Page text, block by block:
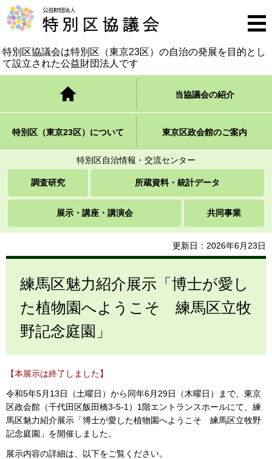
公益財団法人 特別区協議会
特別区協議会は特別区（東京23区）の自治の発展を 目的とし
て設立された公益財団法人です
メニ
ュー
トップページ 当協議会の紹介
特別区（東京23区）について 東京区政会館のご案内
特別区自治情報・交流センター
調査研究 所蔵資料・統計データ
展示・講座・講演会 共同事業
更新日：2026年6月23日
練馬区魅力紹介展示「博士が愛し
た植物園へようこそ 練馬区立牧
野記念庭園」
【本展示は終了しました】
令和5年5月13日（土曜日）から同年6月29日（木曜日）まで、東京
区政会館（千代田区飯田橋3-5-1）1階エントランスホールにて、練
馬区魅力紹介展示「博士が愛した植物園へようこそ 練馬区立牧野
記念庭園」を開催しました。
展示内容の詳細は、以下をご覧ください。